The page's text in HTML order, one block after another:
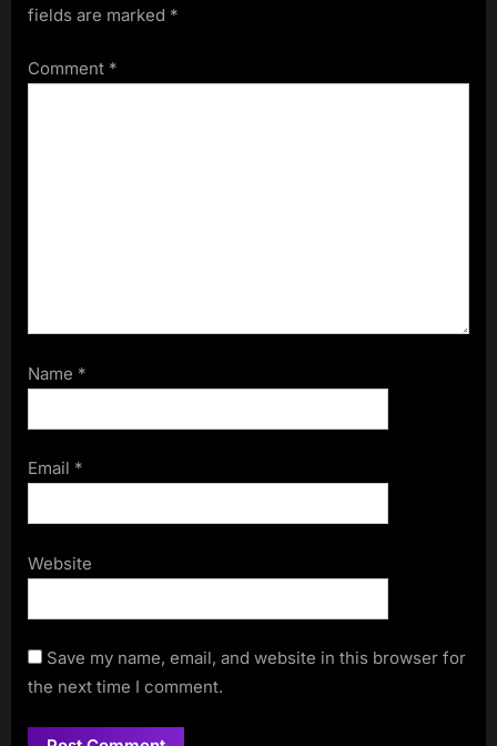
fields are marked *
Comment *
Name *
Email *
Website
Save my name, email, and website in this browser for
the next time I comment.